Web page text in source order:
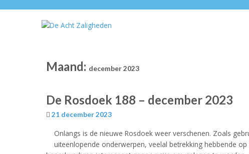
Maand: december 2023
De Rosdoek 188 – december 2023
21 december 2023
Onlangs is de nieuwe Rosdoek weer verschenen. Zoals
uiteenlopende onderwerpen, veelal betrekking hebbende